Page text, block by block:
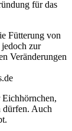
für das
Fütterung von
zur
Veränderungen
dürfen. Auch